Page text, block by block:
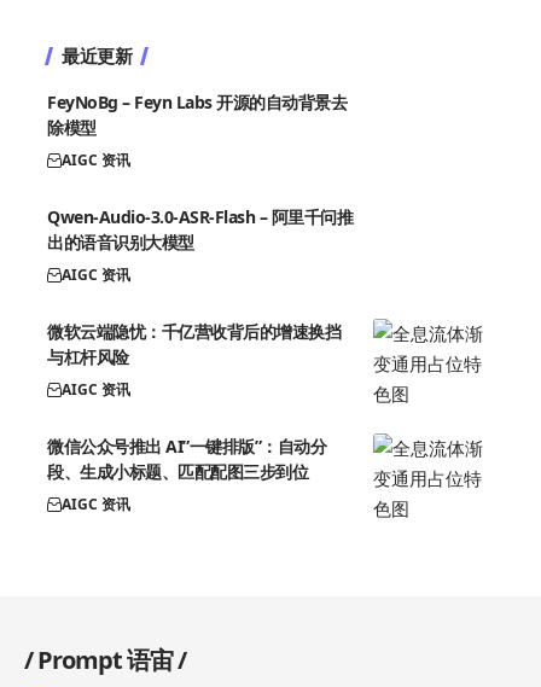
最近更新
FeyNoBg – Feyn Labs 开源的自动背景去
除模型
AIGC 资讯
Qwen-Audio-3.0-ASR-Flash – 阿里千问推
出的语音识别大模型
AIGC 资讯
微软云端隐忧：千亿营收背后的增速换挡
与杠杆风险
AIGC 资讯
微信公众号推出 AI”一键排版”：自动分
段、生成小标题、匹配配图三步到位
AIGC 资讯
/Prompt 语宙/